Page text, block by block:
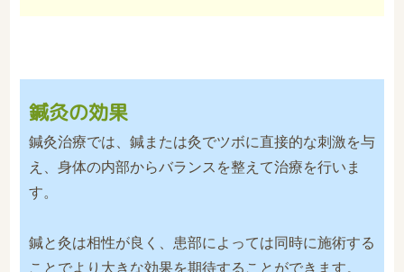
鍼灸の効果
鍼灸治療では、鍼または灸でツボに直接的な刺激を与
え、身体の内部からバランスを整えて治療を行いま
す。
鍼と灸は相性が良く、患部によっては同時に施術する
ことでより大きな効果を期待することができます。